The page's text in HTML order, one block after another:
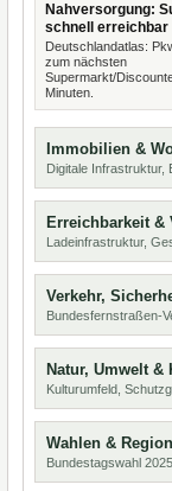
Nahversorgung:
schnell erreichbar
Deutschlandatlas:
zum nächsten
Supermarkt/
Minuten.
Immobilien &
Digitale Infrastruktur,
Erreichbarkeit &
Ladeinfrastruktur,
Verkehr,
Bundesfernstraßen-
Natur, Umwelt &
Kulturumfeld,
Wahlen &
Bundestagswahl